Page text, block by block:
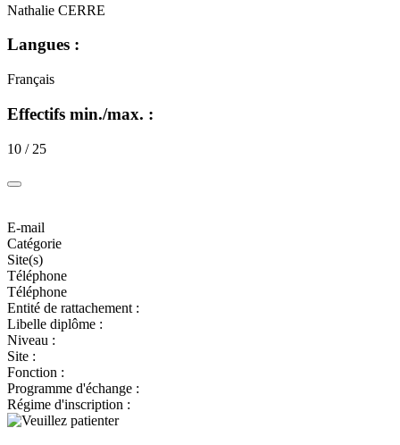
Nathalie CERRE
Langues :
Français
Effectifs min./max. :
10 / 25
E-mail
Catégorie
Site(s)
Téléphone
Téléphone
Entité de rattachement :
Libelle diplôme :
Niveau :
Site :
Fonction :
Programme d'échange :
Régime d'inscription :